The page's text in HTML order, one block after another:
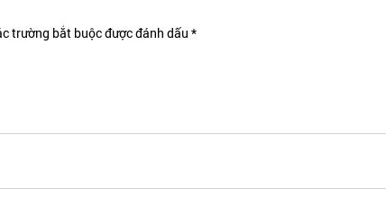
trường bắt buộc được đánh dấu *